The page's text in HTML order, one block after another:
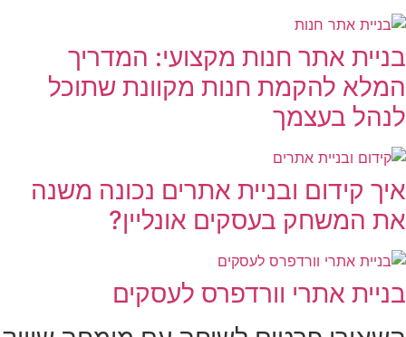
בניית אתר חנות מקצועי: המדריך
המלא להקמת חנות מקוונת שתוכל
לנהל בעצמך
איך קידום ובניית אתרים נכונה משנה
את המשחק בעסקים אונליין?
בניית אתרי וורדפרס לעסקים